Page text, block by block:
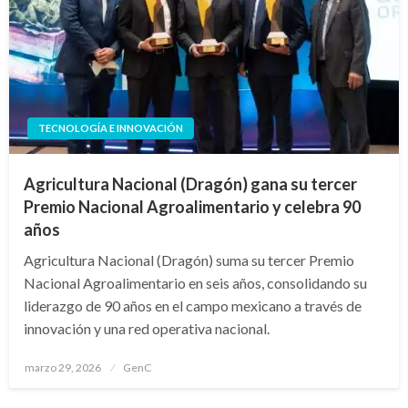
TECNOLOGÍA E INNOVACIÓN
Agricultura Nacional (Dragón) gana su tercer
Premio Nacional Agroalimentario y celebra 90
años
Agricultura Nacional (Dragón) suma su tercer Premio
Nacional Agroalimentario en seis años, consolidando su
liderazgo de 90 años en el campo mexicano a través de
innovación y una red operativa nacional.
Publicado
marzo 29, 2026 GenC